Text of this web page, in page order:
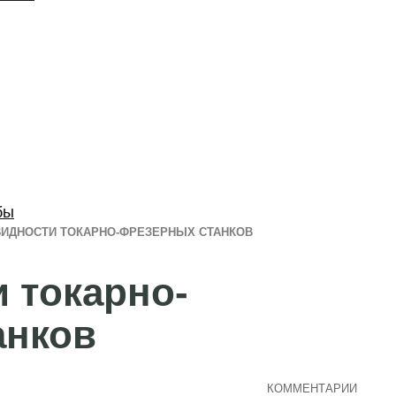
ТОКАРНО-ФРЕЗЕРНЫХ СТАНКОВ
токарно-
КОММЕНТАРИИ